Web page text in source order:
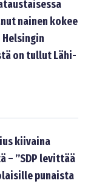
nainen kokee
on tullut Lähi-
kiivaina
– ”SDP levittää
punaista